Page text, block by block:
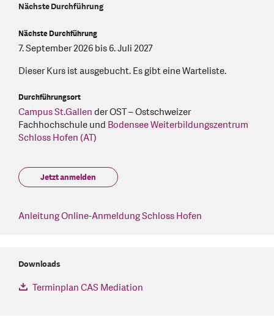
Nächste Durchführung
Nächste Durchführung
7. September 2026 bis 6. Juli 2027
Dieser Kurs ist ausgebucht. Es gibt eine Warteliste.
Durchführungsort
Campus St.Gallender OST – Ostschweizer
Fachhochschule und Bodensee Weiterbildungszentrum
Schloss Hofen (AT)
Jetzt anmelden
Anleitung Online-Anmeldung Schloss Hofen
Downloads
Terminplan CAS Mediation